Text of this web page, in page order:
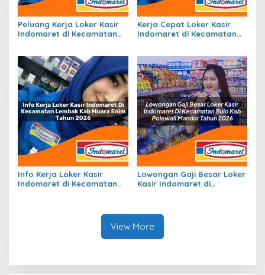
Peluang Kerja Loker Kasir
Indomaret di Kecamatan
Kerja Cepat Loker Kasir
Indomaret di Kecamatan
Info Kerja Loker Kasir
Indomaret di Kecamatan
Lowongan Gaji Besar Loker
Kasir Indomaret di
View More